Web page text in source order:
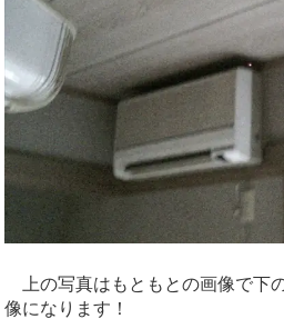
上の写真はもともとの画像で下
像になります！